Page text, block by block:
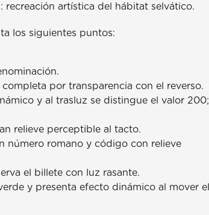
recreación artística del hábitat selvático.
los siguientes puntos:
por transparencia con el reverso.
y al trasluz se distingue el valor 200;
relieve perceptible al tacto.
número romano y código con relieve
el billete con luz rasante.
y presenta efecto dinámico al mover el